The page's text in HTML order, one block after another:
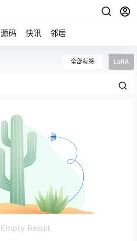
源码 快讯 邻居
全部标签 LoRA
Empty Result